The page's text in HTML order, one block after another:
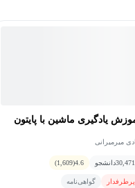
یادگیری ماشین با پایتون
میرمیرانی
30,471دانشجو 4.6
(1,609)
پرطرفدار گواهی‌نامه